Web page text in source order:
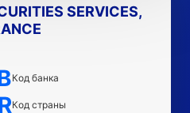
SERVICES,
Код банка
Код страны